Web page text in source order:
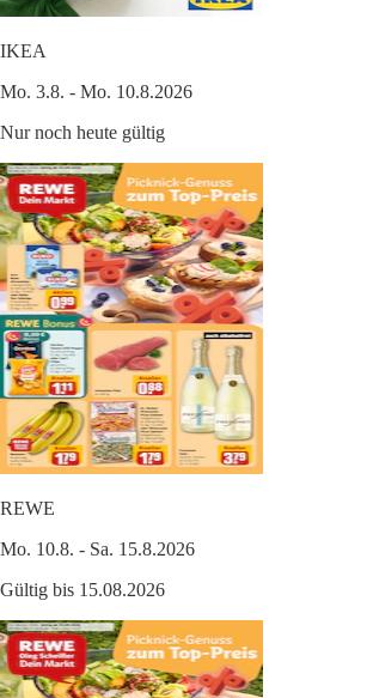
IKEA
Mo. 3.8. - Mo. 10.8.2026
Nur noch heute gültig
REWE
Mo. 10.8. - Sa. 15.8.2026
Gültig bis 15.08.2026